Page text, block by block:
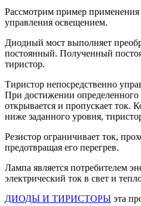
Рассмотрим пример
управления освещением.
Диодный мост выполняет
постоянный. Полученный
тиристор.
Тиристор непосредственно
При достижении
открывается и пропускает ток.
ниже заданного уровня,
Резистор ограничивает ток,
предотвращая его перегрев.
Лампа является потребителем
электрический ток в свет и
ДИОДЫ И ТИРИСТОРЫ эта